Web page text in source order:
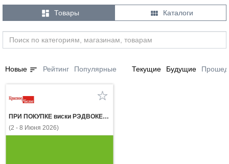
 Товары  Каталоги
Новые sort Рейтинг Популярные Текущие Будущие
ПРИ ПОКУПКЕ виски РЭДВОКЕР 0.5л газ.напиток ЭКСПОРТ СТАЙЛ КЛАССИК КОЛА 0.5л за 1 рубль
(2 - 8 Июня 2026)